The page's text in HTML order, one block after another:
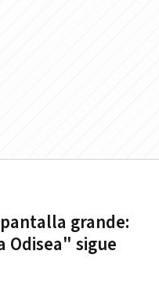
grande:
Odisea" sigue